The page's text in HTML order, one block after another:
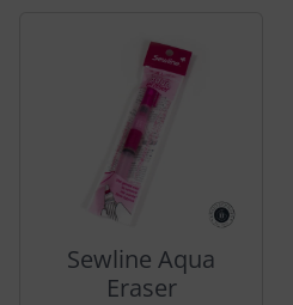
Sewline Aqua
Eraser